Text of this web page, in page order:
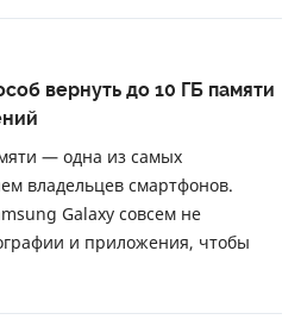
вернуть до 10 ГБ памяти
— одна из самых
владельцев смартфонов.
Galaxy совсем не
и приложения, чтобы